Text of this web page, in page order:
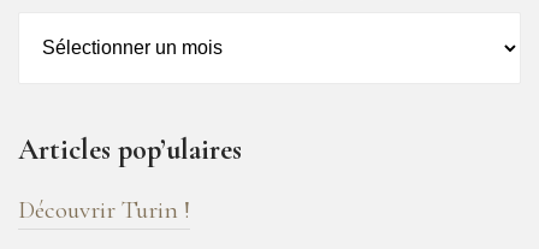
de
blog
!
Articles pop’ulaires
Découvrir Turin !